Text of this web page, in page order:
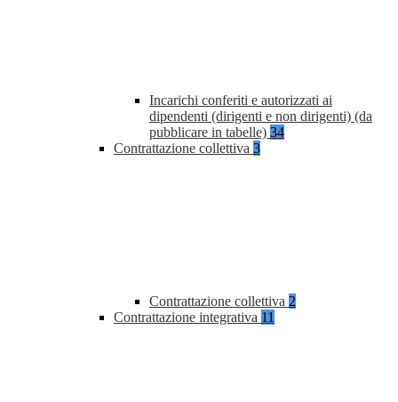
Incarichi conferiti e autorizzati ai
dipendenti (dirigenti e non dirigenti) (da
pubblicare in tabelle) 34
Contrattazione collettiva 3
Contrattazione collettiva 2
Contrattazione integrativa 11